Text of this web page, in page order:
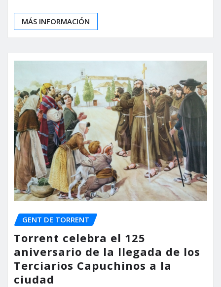
MÁS INFORMACIÓN
GENT DE TORRENT
Torrent celebra el 125
aniversario de la llegada de los
Terciarios Capuchinos a la
ciudad